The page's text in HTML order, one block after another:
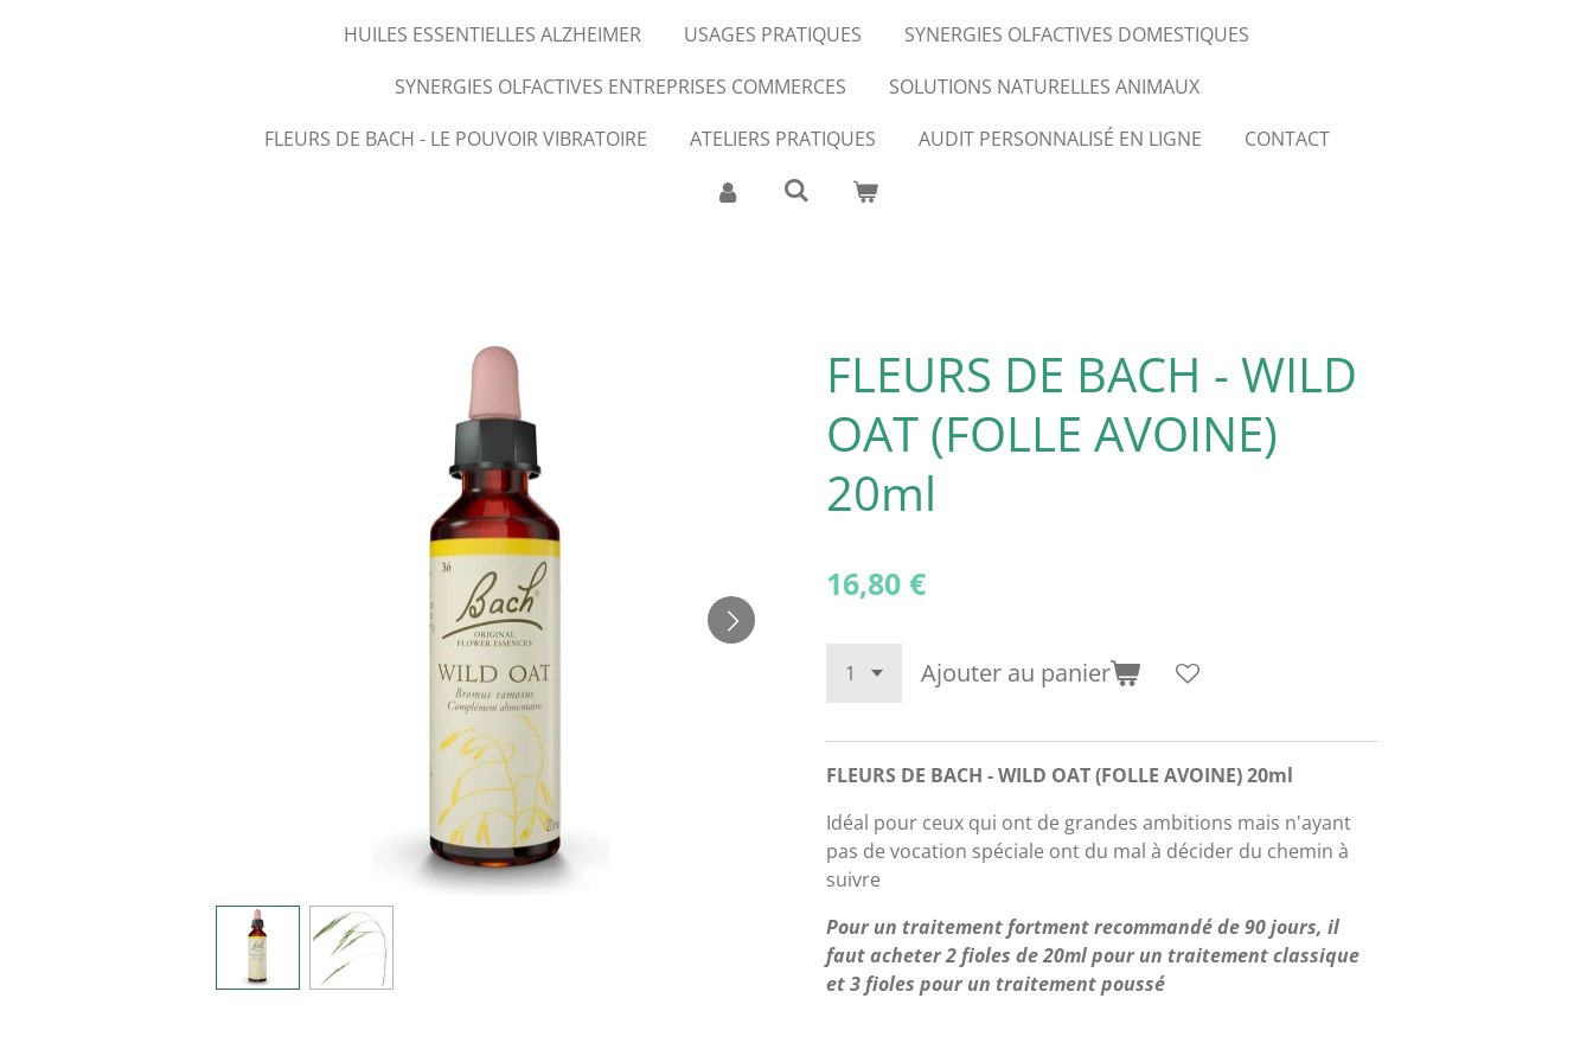
HUILES ESSENTIELLES ALZHEIMER
USAGES PRATIQUES
SYNERGIES OLFACTIVES DOMESTIQUES
SYNERGIES OLFACTIVES ENTREPRISES COMMERCES
SOLUTIONS NATURELLES ANIMAUX
FLEURS DE BACH - LE POUVOIR VIBRATOIRE
ATELIERS PRATIQUES AUDIT PERSONNALISÉ EN LIGNE CONTACT
FLEURS DE BACH - WILD
OAT (FOLLE AVOINE)
20ml
16,80 €
Ajouter au panier
FLEURS DE BACH - WILD OAT (FOLLE AVOINE) 20ml
Idéal pour ceux qui ont de grandes ambitions mais n'ayant
pas de vocation spéciale ont du mal à décider du chemin à
suivre
Pour un traitement fortment recommandé de 90 jours, il
faut acheter 2 fioles de 20ml pour un traitement classique
et 3 fioles pour un traitement poussé